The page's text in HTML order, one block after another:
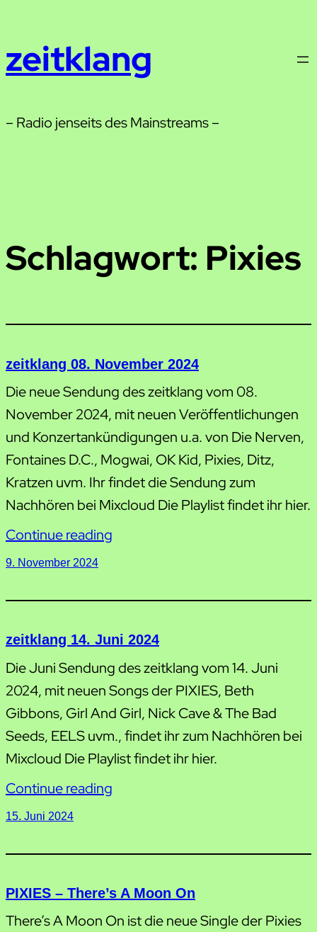
springen
zeitklang
– Radio jenseits des Mainstreams –
Schlagwort: Pixies
zeitklang 08. November 2024
Die neue Sendung des zeitklang vom 08.
November 2024, mit neuen Veröffentlichungen
und Konzertankündigungen u.a. von Die Nerven,
Fontaines D.C., Mogwai, OK Kid, Pixies, Ditz,
Kratzen uvm. Ihr findet die Sendung zum
Nachhören bei Mixcloud Die Playlist findet ihr hier.
Continue reading
9. November 2024
zeitklang 14. Juni 2024
Die Juni Sendung des zeitklang vom 14. Juni
2024, mit neuen Songs der PIXIES, Beth
Gibbons, Girl And Girl, Nick Cave & The Bad
Seeds, EELS uvm., findet ihr zum Nachhören bei
Mixcloud Die Playlist findet ihr hier.
Continue reading
15. Juni 2024
PIXIES – There’s A Moon On
There’s A Moon On ist die neue Single der Pixies